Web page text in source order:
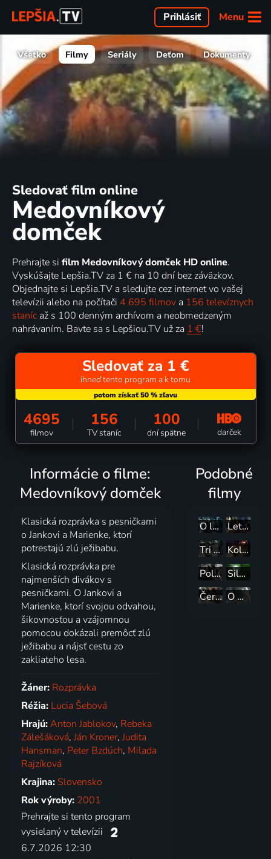
Menu
Prihlásiť
Všetko Filmy Seriály Deťom Dokumenty
Sledovať film online
Medovníkový
domček
Prehrajte si film Medovníkový domček HD online.
Vyskúšajte Lepšia.TV za 1 € na 10 dní bez záväzkov.
Objednajte si Lepšia.TV a sledujte cez internet vo vašej
televízii alebo na počítači 4 695 filmov a 156 televíznych
staníc až s 100 denným archívom a neobmedzeným
nahrávaním. Bavte sa s Lepšiou.TV už za 1 €!
Sledovať za 1 €
ihneď tento program a k tomu
4695
filmov
156
TV staníc
100
dní spätne darček
Informácie o filme:
Medovníkový domček
Klasická rozprávka s pesničkami
o Jankovi a Marienke, ktorí
potrestajú zlú ježibabu.
Klasická rozprávka pre
najmenších divákov s
pesničkami. O Jankovi a
Marienke, ktorí svojou odvahou,
šikovnosťou a vzájomnou
pomocou dokázali premôcť zlú
ježibabu a nájsť cestu zo
zakliateho lesa.
Žáner: Rozprávka
Réžia: Lucia Šebová
Hrajú:Anton Jablokov, Rebeka
Zálešáková,Ján Kroner,Judita
Hansman, Peter Bzdúch, Milada
Rajzíková
Krajina: Slovensko
Rok výroby: 2001
Prehrajte si tento program
vysielaný v televízii
6.7.2026 12:30
Podobné
filmy
O láske a slávikoch
Letiace tiene
Tri nevesty
Koleso osudu
Polepetko
Sila lásky
Čertovo vrece
O Džaudarovi a jeho bratoch